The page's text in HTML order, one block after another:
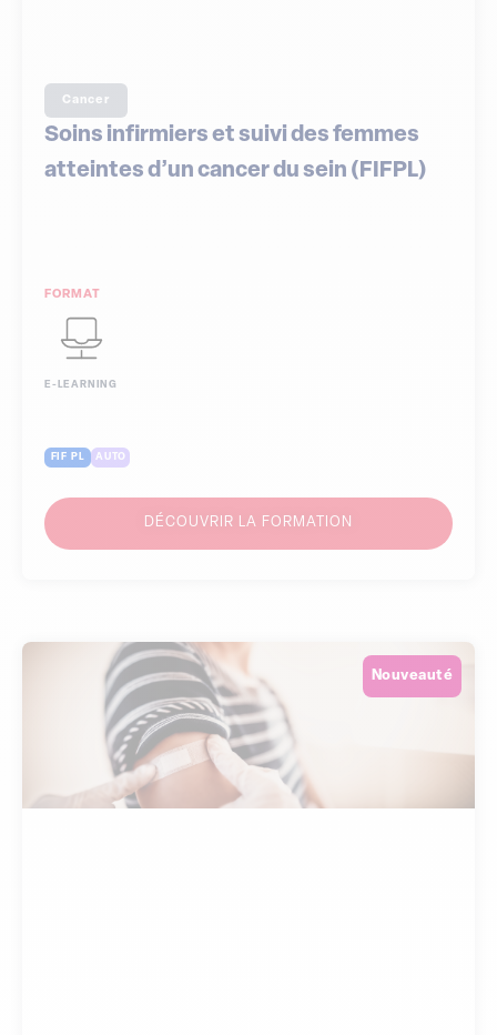
Cancer
Soins infirmiers et suivi des femmes
atteintes d’un cancer du sein (FIFPL)
FORMAT
E-LEARNING
FIF PL AUTO
DÉCOUVRIR LA FORMATION
Nouveauté